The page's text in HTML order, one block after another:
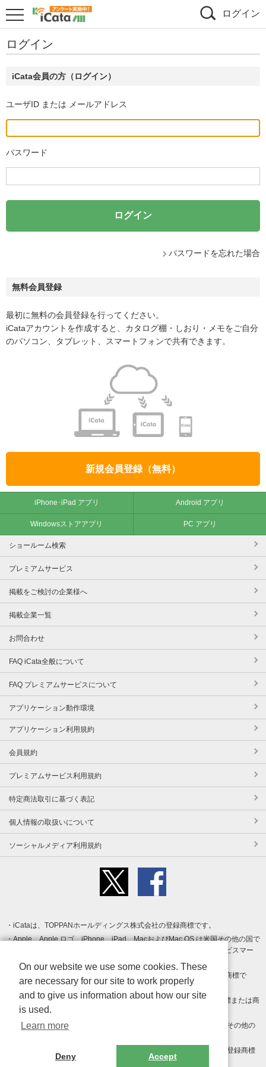
ログイン
ログイン
iCata会員の方（ログイン）
ユーザID または メールアドレス
パスワード
パスワードを忘れた場合
無料会員登録
最初に無料の会員登録を行ってください。
iCataアカウントを作成すると、カタログ棚・しおり・メモをご自分
のパソコン、タブレット、スマートフォンで共有できます。
新規会員登録（無料）
iPhone･iPad アプリ Android アプリ
Windowsストアアプリ PC アプリ
ショールーム検索
プレミアムサービス
掲載をご検討の企業様へ
掲載企業一覧
お問合わせ
FAQ iCata全般について
FAQ プレミアムサービスについて
アプリケーション動作環境
アプリケーション利用規約
会員規約
プレミアムサービス利用規約
特定商法取引に基づく表記
個人情報の取扱いについて
ソーシャルメディア利用規約
iCataは、TOPPANホールディングス株式会社の登録商標です。
Apple、Apple ロゴ、iPhone、iPad、MacおよびMac OS は米国その他の国で
登録された Apple Inc. の商標です。App Store は Apple Inc. のサービスマー
クです。
Android、Google Play および Google Play ロゴ は Google LLC の商標で
す。
Windows は Microsoft Inc.の米国およびその他の国における登録商標または商
標です。
Adobe、Adobe Reader、Adobe PDF は、Adobe Inc.の米国およびその他の
その他、記載されている会社名、商品名、ロゴは各社の商標または登録商標
On our website we use some cookies. These
are necessary for our site to work properly
and to give us information about how our site
is used.
Learn more
Deny Accept